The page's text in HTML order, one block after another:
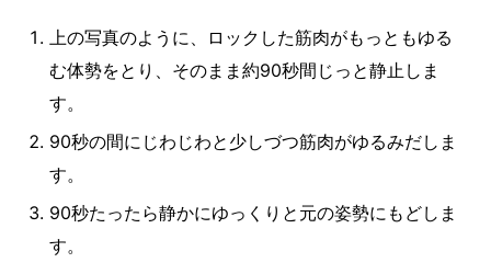
上の写真のように、ロックした筋肉がもっともゆる
む体勢をとり、そのまま約90秒間じっと静止しま
す。
90秒の間にじわじわと少しづつ筋肉がゆるみだしま
す。
90秒たったら静かにゆっくりと元の姿勢にもどしま
す。